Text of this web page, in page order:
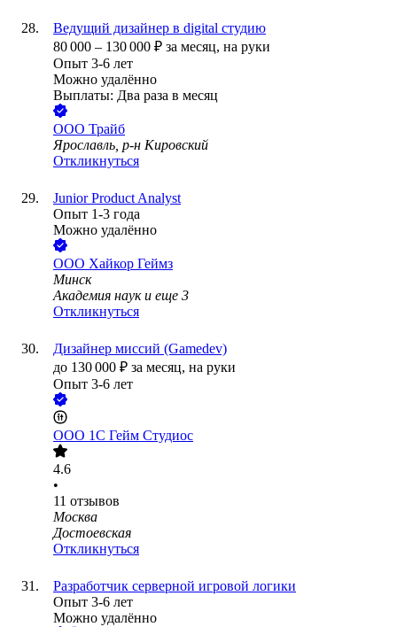
Ведущий дизайнер в digital студию
80 000 – 130 000 ₽ за месяц, на руки
Опыт 3-6 лет
Можно удалённо
Выплаты: Два раза в месяц
ООО Трайб
Ярославль, р-н Кировский
Откликнуться
Junior Product Analyst
Опыт 1-3 года
Можно удалённо
ООО Хайкор Геймз
Минск
Академия наук и еще 3
Откликнуться
Дизайнер миссий (Gamedev)
до 130 000 ₽ за месяц, на руки
Опыт 3-6 лет
ООО 1С Гейм Студиос
4.6
•
11 отзывов
Москва
Достоевская
Откликнуться
Разработчик серверной игровой логики
Опыт 3-6 лет
Можно удалённо